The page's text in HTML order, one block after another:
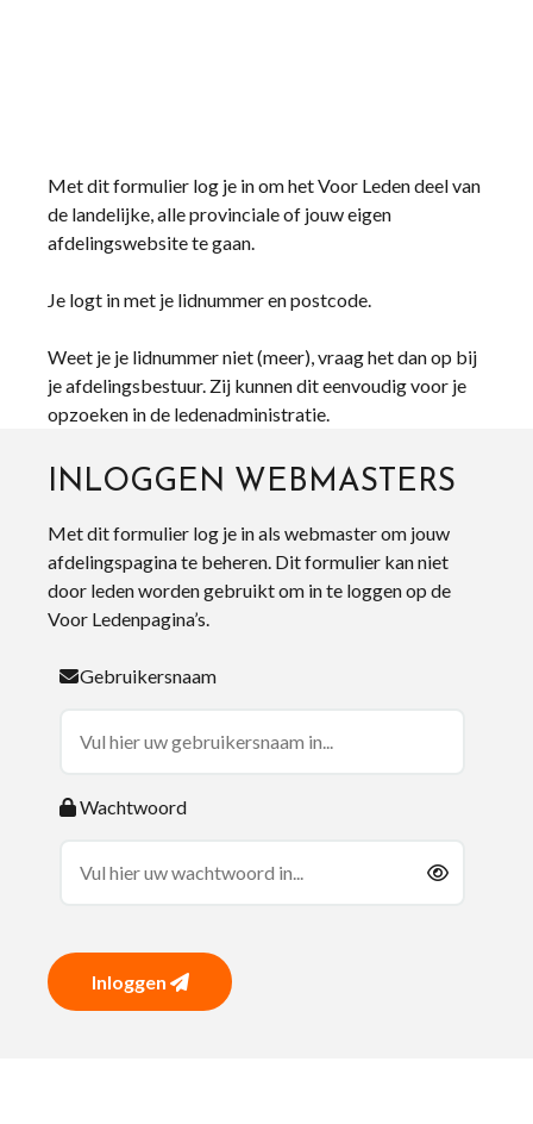
Met dit formulier log je in om het Voor Leden deel van
de landelijke, alle provinciale of jouw eigen
afdelingswebsite te gaan.
Je logt in met je lidnummer en postcode.
Weet je je lidnummer niet (meer), vraag het dan op bij
je afdelingsbestuur. Zij kunnen dit eenvoudig voor je
opzoeken in de ledenadministratie.
INLOGGEN WEBMASTERS
Met dit formulier log je in als webmaster om jouw
afdelingspagina te beheren. Dit formulier kan niet
door leden worden gebruikt om in te loggen op de
Voor Ledenpagina’s.
Gebruikersnaam
Wachtwoord
Inloggen